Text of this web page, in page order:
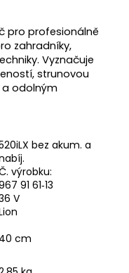
pro profesionálně
zahradníky,
Vyznačuje
strunovou
odolným
bez akum. a
výrobku:
91 61‑13
V
40 cm